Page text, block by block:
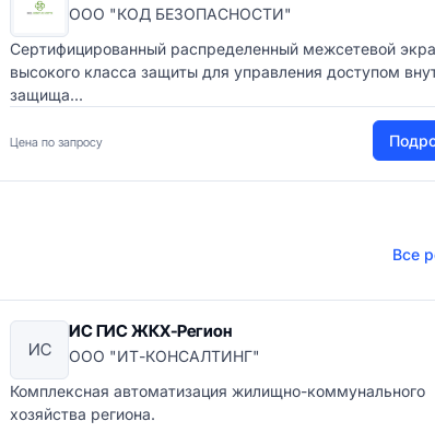
ООО "КОД БЕЗОПАСНОСТИ"
Сертифицированный распределенный межсетевой
высокого класса защиты для управления доступом
защища...
Цена по запросу
Все
ИС
ИС ГИС ЖКХ-Регион
ООО "ИТ-КОНСАЛТИНГ"
Комплексная автоматизация жилищно-коммунального
хозяйства региона.